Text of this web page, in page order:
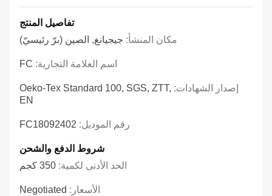
تفاصيل المنتج
مكان المنشأ: جيجيانغ, الصين (برّ رئيسيّ)
اسم العلامة التجارية: FC
إصدار الشهادات: Oeko-Tex Standard 100, SGS, ZTT,
EN
رقم الموديل: FC18092402
شروط الدفع والشحن
الحد الأدنى لكمية: 350 كجم
الأسعار: Negotiated